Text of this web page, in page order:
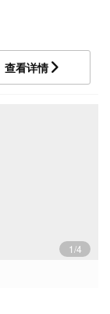
查看详情
1/4